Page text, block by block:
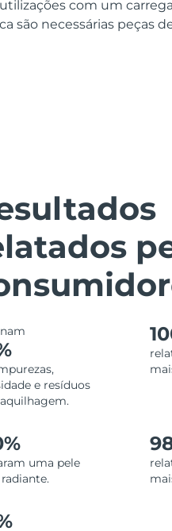
com um
são necessárias peças
e resíduos
uma pele